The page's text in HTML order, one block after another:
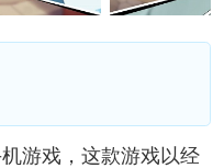
游戏，这款游戏以经